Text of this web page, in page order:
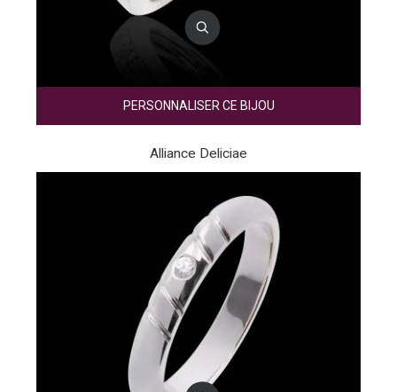
PERSONNALISER CE BIJOU
Alliance Deliciae